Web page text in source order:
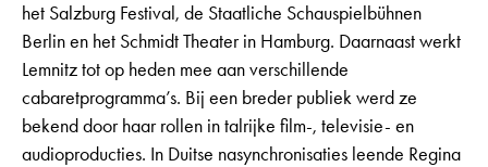
het Salzburg Festival, de Staatliche Schauspielbühnen
Berlin en het Schmidt Theater in Hamburg. Daarnaast werkt
Lemnitz tot op heden mee aan verschillende
cabaretprogramma’s. Bij een breder publiek werd ze
bekend door haar rollen in talrijke film-, televisie- en
audioproducties. In Duitse nasynchronisaties leende Regina